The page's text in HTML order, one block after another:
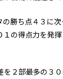
勝ち点４３に
の得点力を発
２部最多の３